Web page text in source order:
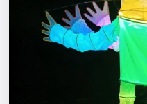
Города
Площадки